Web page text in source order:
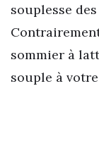
souplesse
sommier à
souple à